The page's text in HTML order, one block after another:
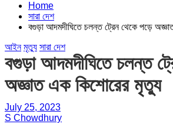
Home
সারা দেশ
বগুড়া আদমদীঘিতে চলন্ত ট্রেন থেকে পড়ে
আইন মৃত্যু সারা দেশ
বগুড়া আদমদীঘিতে চলন্ত
অজ্ঞাত এক কিশোরের মৃত্যু
July 25, 2023
S Chowdhury